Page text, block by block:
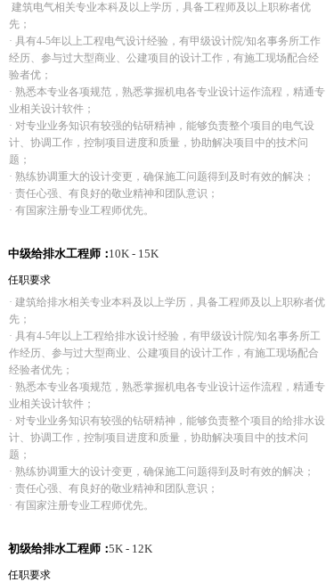
建筑电气相关专业本科及以上学历，具备工程师及以上职称者优
先；
· 具有4-5年以上工程电气设计经验，有甲级设计院/知名事务所工作
经历、参与过大型商业、公建项目的设计工作，有施工现场配合经
验者优；
· 熟悉本专业各项规范，熟悉掌握机电各专业设计运作流程，精通专
业相关设计软件；
· 对专业业务知识有较强的钻研精神，能够负责整个项目的电气设
计、协调工作，控制项目进度和质量，协助解决项目中的技术问
题；
· 熟练协调重大的设计变更，确保施工问题得到及时有效的解决；
· 责任心强、有良好的敬业精神和团队意识；
· 有国家注册专业工程师优先。
· 建筑给排水相关专业本科及以上学历，具备工程师及以上职称者优
先；
· 具有4-5年以上工程给排水设计经验，有甲级设计院/知名事务所工
作经历、参与过大型商业、公建项目的设计工作，有施工现场配合
经验者优先；
· 熟悉本专业各项规范，熟悉掌握机电各专业设计运作流程，精通专
业相关设计软件；
· 对专业业务知识有较强的钻研精神，能够负责整个项目的给排水设
计、协调工作，控制项目进度和质量，协助解决项目中的技术问
题；
· 熟练协调重大的设计变更，确保施工问题得到及时有效的解决；
· 责任心强、有良好的敬业精神和团队意识；
· 有国家注册专业工程师优先。
任职要求
中级给排水工程师：10K - 15K
任职要求
初级给排水工程师：5K - 12K